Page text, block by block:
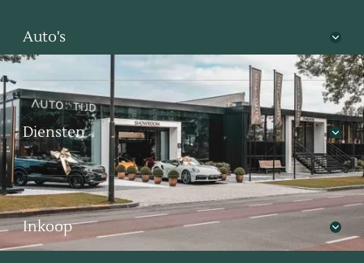
Auto's
Diensten
Inkoop